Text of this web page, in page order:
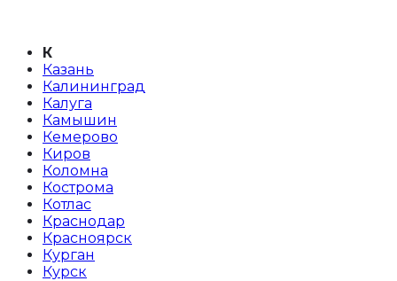
К
Казань
Калининград
Калуга
Камышин
Кемерово
Киров
Коломна
Кострома
Котлас
Краснодар
Красноярск
Курган
Курск